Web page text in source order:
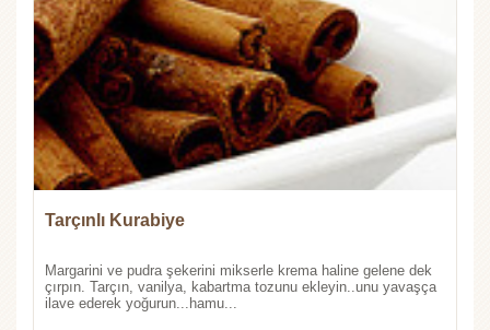
Tarçınlı Kurabiye
Margarini ve pudra şekerini mikserle krema haline gelene dek
çırpın. Tarçın, vanilya, kabartma tozunu ekleyin..unu yavaşça
ilave ederek yoğurun...hamu...